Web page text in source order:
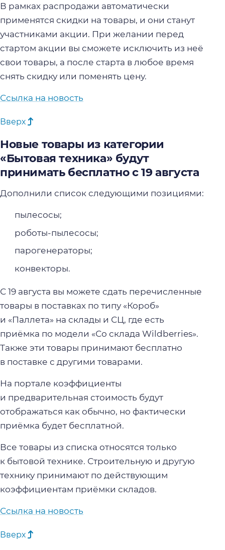
В рамках распродажи автоматически
применятся скидки на товары, и они станут
участниками акции. При желании перед
стартом акции вы сможете исключить из неё
свои товары, а после старта в любое время
снять скидку или поменять цену.
Ссылка на новость
Вверх
Новые товары из категории
«Бытовая техника» будут
принимать бесплатно с 19 августа
Дополнили список следующими позициями:
пылесосы;
роботы-пылесосы;
парогенераторы;
конвекторы.
С 19 августа вы можете сдать перечисленные
товары в поставках по типу «Короб»
и «Паллета» на склады и СЦ, где есть
приёмка по модели «Со склада Wildberries».
Также эти товары принимают бесплатно
в поставке с другими товарами.
На портале коэффициенты
и предварительная стоимость будут
отображаться как обычно, но фактически
приёмка будет бесплатной.
Все товары из списка относятся только
к бытовой технике. Строительную и другую
технику принимают по действующим
коэффициентам приёмки складов.
Ссылка на новость
Вверх